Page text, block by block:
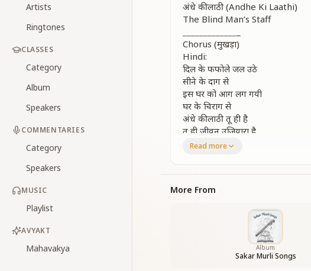
Artists
Ringtones
CLASSES
Category
Album
Speakers
COMMENTARIES
Category
Speakers
MUSIC
Playlist
AVYAKT
Mahavakya
अंधे की लाठी (Andhe Ki Laathi)
The Blind Man’s Staff
Chorus (मुखड़ा)
Hindi:
दिल के फफोले जल उठे
सीने के दाग से
इस घर को आग लग गयी
घर के चिराग से
अंधे की लाठी तू ही है
तू ही जीवन उजियारा है
अंधे की लाठी तू ही है
तू ही आकर सँभाल प्रभु
तू ही जीवन उजियारा है
Read more
More From
Album
Sakar Murli Songs